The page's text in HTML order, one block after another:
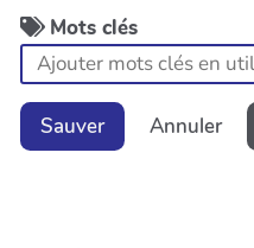
Mots clés
Sauver Annuler